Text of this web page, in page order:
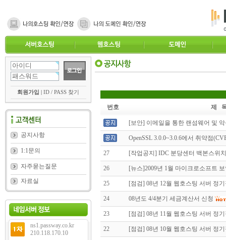
회원가입 | ID / PASS 찾기
공지사항
1:1문의
자주묻는질문
자료실
ns1.passway.co.kr
210.118.170.10
번호 제
[보안] 이메일을 통한 랜섬웨어 및
OpenSSL 3.0.0~3.0.6에서 취약점
27 [작업공지] IDC 분당센터 백본스위
26 [뉴스]2009년 1월 마이크로소프트
25 [점검] 08년 12월 웹호스팅 서버 정
24 08년도 4/4분기 세금계산서 신청
23 [점검] 08년 11월 웹호스팅 서버 정
22 [점검] 08년 10월 웹호스팅 서버 정